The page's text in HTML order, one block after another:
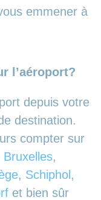
emmener à
l’aéroport?
depuis votre
destination.
compter sur
Bruxelles,
, Schiphol ,
et bien sûr